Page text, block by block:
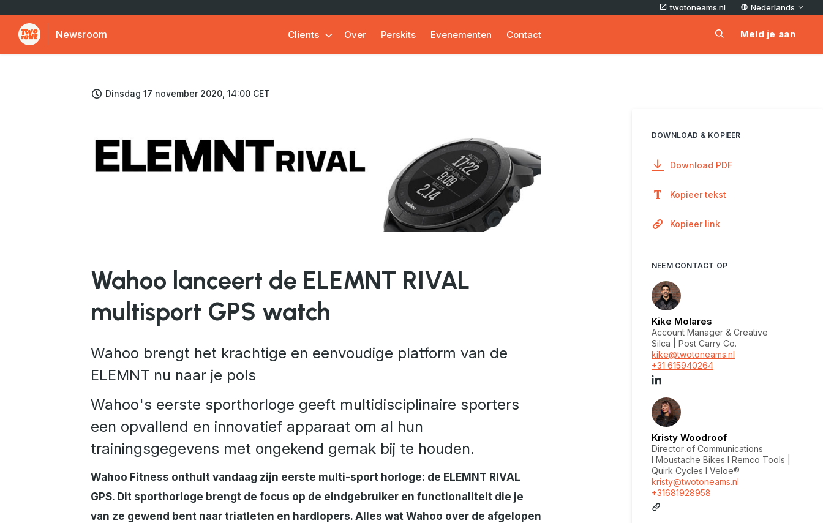
twotoneams.nl Nederlands
Newsroom Clients Over Perskits Evenementen Contact Meld je aan
Dinsdag 17 november 2020, 14:00 CET
Wahoo lanceert de ELEMNT RIVAL
multisport GPS watch
Wahoo brengt het krachtige en eenvoudige platform van de
ELEMNT nu naar je pols
Wahoo's eerste sporthorloge geeft multidisciplinaire sporters
een opvallend en innovatief apparaat om al hun
trainingsgegevens met ongekend gemak bij te houden.
Wahoo Fitness onthult vandaag zijn eerste multi-sport horloge: de ELEMNT RIVAL
GPS. Dit sporthorloge brengt de focus op de eindgebruiker en functionaliteit die je
van ze gewend bent naar triatleten en hardlopers. Alles wat Wahoo over de afgelopen
DOWNLOAD & KOPIEER
Download PDF
Kopieer tekst
Kopieer link
NEEM CONTACT OP
Kike Molares
Account Manager & Creative
Silca | Post Carry Co.
kike@twotoneams.nl
+31 615940264
Kristy Woodroof
Director of Communications
I Moustache Bikes I Remco Tools |
Quirk Cycles I Veloe®
kristy@twotoneams.nl
+31681928958